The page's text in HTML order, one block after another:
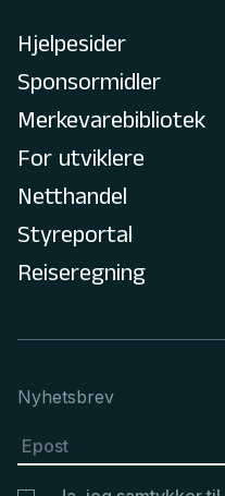
Hjelpesider
Sponsormidler
Merkevarebibliotek
For utviklere
Netthandel
Styreportal
Reiseregning
Nyhetsbrev